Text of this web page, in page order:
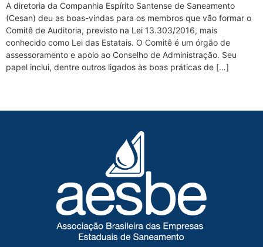
A diretoria da Companhia Espírito Santense de Saneamento
(Cesan) deu as boas-vindas para os membros que vão formar o
Comitê de Auditoria, previsto na Lei 13.303/2016, mais
conhecido como Lei das Estatais. O Comitê é um órgão de
assessoramento e apoio ao Conselho de Administração. Seu
papel inclui, dentre outros ligados às boas práticas de […]